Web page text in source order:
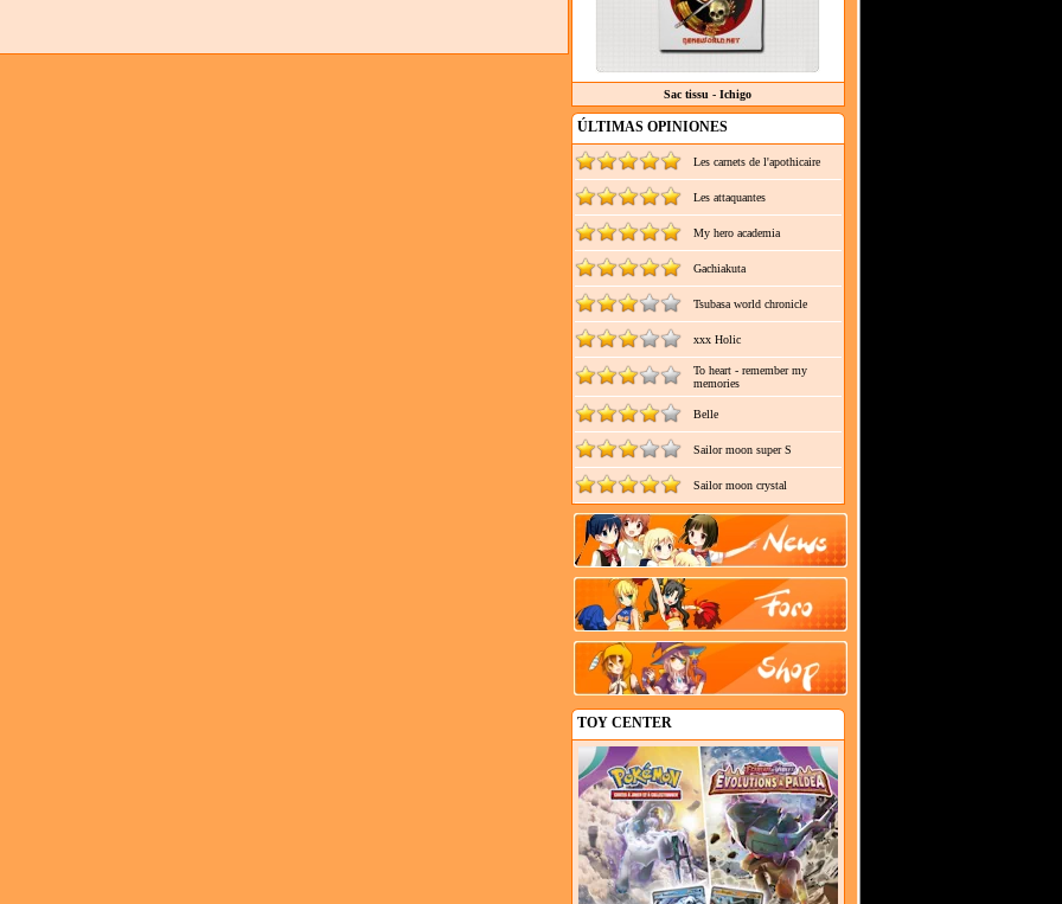
Sac tissu - Ichigo
ÚLTIMAS OPINIONES
Les carnets de l'apothicaire
Les attaquantes
My hero academia
Gachiakuta
Tsubasa world chronicle
xxx Holic
To heart - remember my
memories
Belle
Sailor moon super S
Sailor moon crystal
TOY CENTER